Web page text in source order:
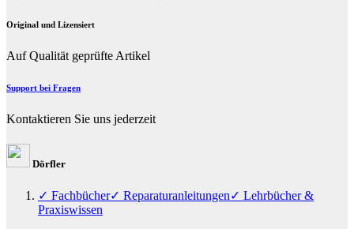
Original und Lizensiert
Auf Qualität geprüfte Artikel
Support bei Fragen
Kontaktieren Sie uns jederzeit
Dörfler
✓ Fachbücher✓ Reparaturanleitungen✓ Lehrbücher &
Praxiswissen